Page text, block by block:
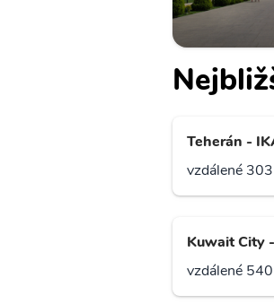
Teherán -
vzdálené
Kuwait City
vzdálené